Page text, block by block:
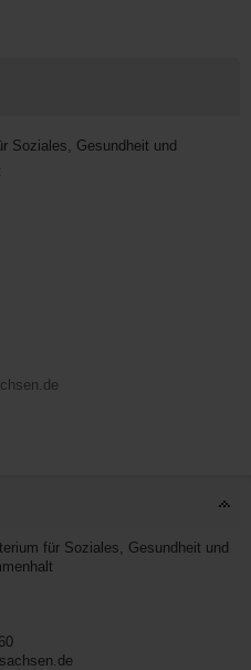
Soziales, Gesundheit und
für Soziales, Gesundheit und